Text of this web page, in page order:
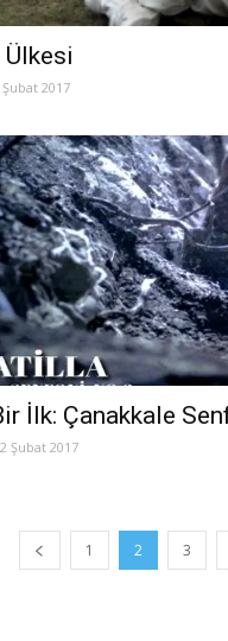
Şubat 2017
İlk: Çanakkale
Şubat 2017
1 2 3